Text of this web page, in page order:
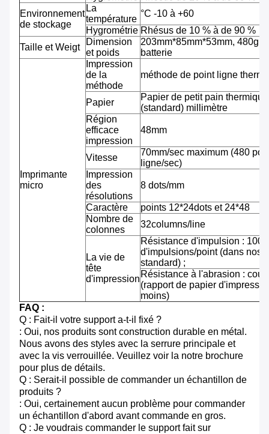
Environnement
de stockage
La
température
°C -10 à +60
Hygrométrie Rhésus de 10 % à de 90 %
Taille et Weigt
Dimension
et poids
203mm*85mm*53mm, 480g
batterie
Imprimante
micro
Impression
de la
méthode
méthode de point ligne
Papier
Papier de petit pain
(standard) millimètre
Région
efficace
impression
48mm
Vitesse
70mm/sec maximum (480
ligne/sec)
Impression
des
résolutions
8 dots/mm
Caractère
points 12*24dots et 24*48
Nombre de
colonnes
32columns/line
La vie de
tête
d'impression
Résistance d'impulsion : 100
d'impulsions/point (dans nos
standard) ;
Résistance à l'abrasion :
(rapport de papier
moins)
FAQ :
Q : Fait-il votre support a-t-il fixé ?
: Oui, nos produits sont construction durable en métal.
Nous avons des styles avec la serrure principale et
avec la vis verrouillée. Veuillez voir la notre brochure
pour plus de détails.
Q : Serait-il possible de commander un échantillon de
produits ?
: Oui, certainement aucun problème pour commander
un échantillon d'abord avant commande en gros.
Q : Je voudrais commander le support fait sur